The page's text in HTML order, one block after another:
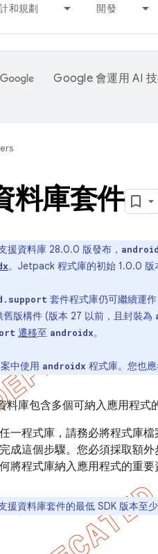
和規劃 開發
Google 會運用 AI
料庫套件
援資料庫 28.0.0 版發布，
。Jetpack 程式庫的初始 1.0.0
套件程式庫仍可繼續運
版構件 (版本 27 以前，且封裝為
遷移至 androidx。
中使用 androidx 程式庫。您也
料庫包含多個可納入應用程
一程式庫，請務必將程式庫
成這個步驟。您必須採取額
將程式庫納入應用程式的重要
援資料庫套件的最低 SDK 版本至